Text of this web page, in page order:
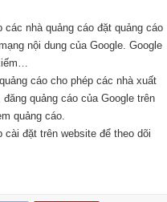
các nhà quảng cáo đặt quảng cáo
nội dung của Google. Google
cáo cho phép các nhà xuất
quảng cáo của Google trên
quảng cáo.
đặt trên website để theo dõi